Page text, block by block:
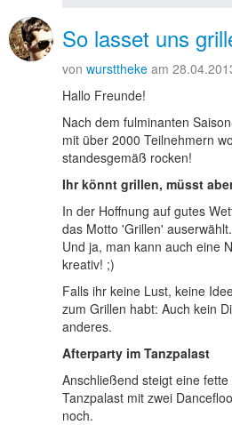
So lasset uns
von wursttheke am
Hallo Freunde!
Nach dem fulminanten
mit über 2000 Teilnehmern
standesgemäß rocken!
Ihr könnt grillen, müsst
In der Hoffnung auf gutes
das Motto 'Grillen'
Und ja, man kann auch eine
kreativ! ;)
Falls ihr keine Lust, keine
zum Grillen habt: Auch kein
anderes.
Afterparty im Tanzpalast
Anschließend steigt eine
Tanzpalast mit zwei
noch.